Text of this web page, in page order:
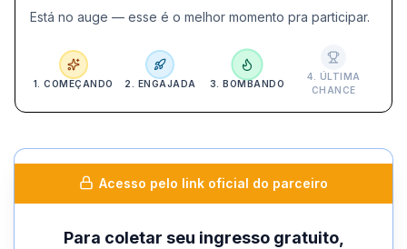
Está no auge — esse é o melhor momento pra participar.
1 .COMEÇANDO 2 ENGAJADA 3 BOMBANDO
4
ÚLTIMA
CHANCE
Acesso pelo link oficial do parceiro
Para coletar seu ingresso gratuito,